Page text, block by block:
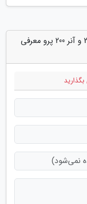
دیدگاه های مرتبط با "دو گوشی آنر 200 و آنر 200 پرو معرفی